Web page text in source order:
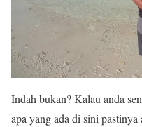
Indah bukan? Kalau anda
apa yang ada di sini